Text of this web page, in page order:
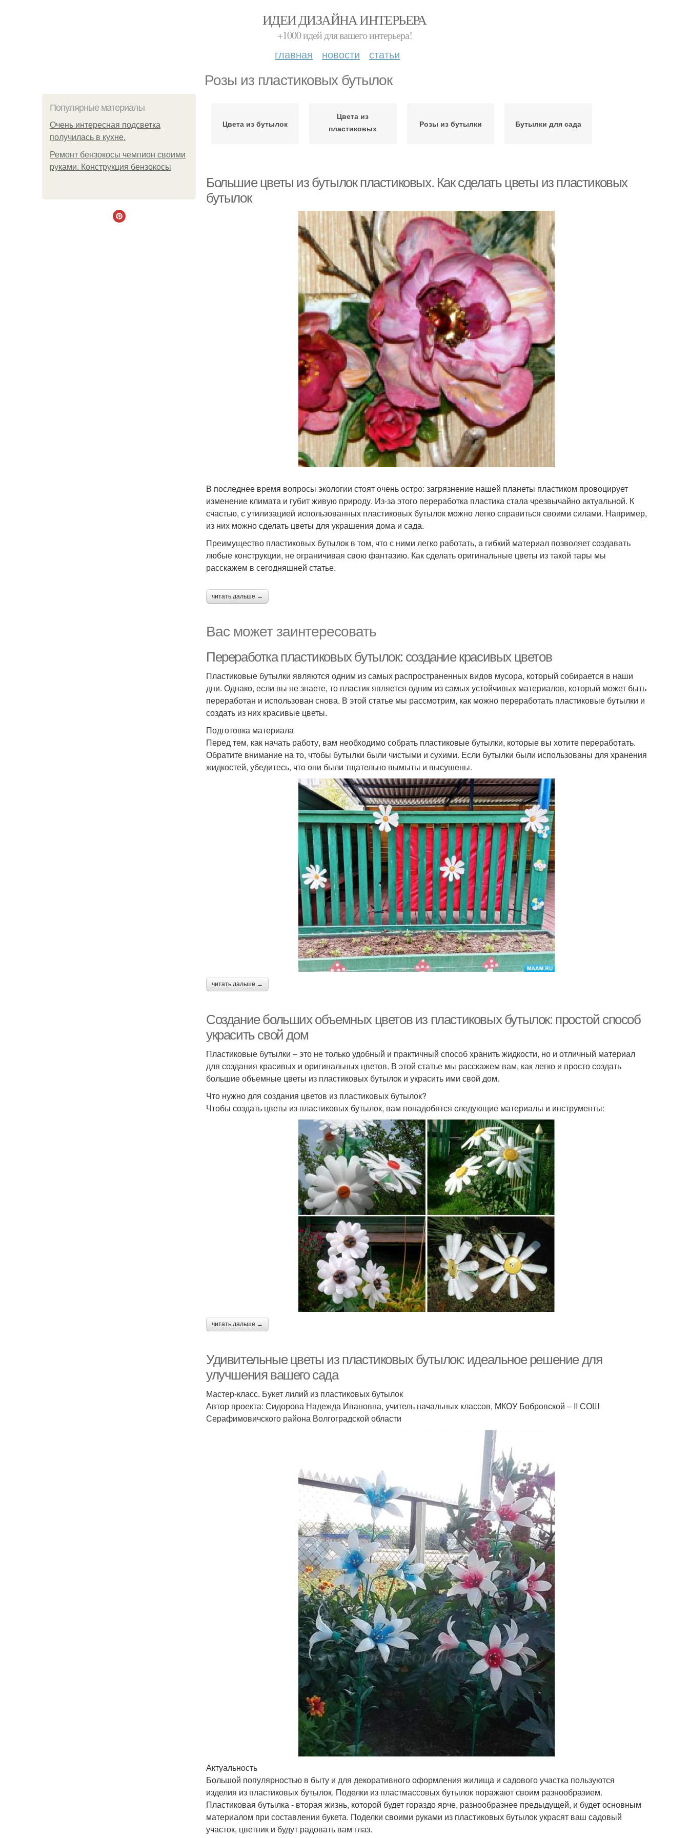
ИДЕИ ДИЗАЙНА ИНТЕРЬЕРА
+1000 идей для вашего интерьера!
главная новости статьи
Розы из пластиковых бутылок
Популярные материалы
Очень интересная подсветка
получилась в кухне.
Ремонт бензокосы чемпион своими
руками. Конструкция бензокосы
Цвета из бутылок
Цвета из
пластиковых
Розы из бутылки Бутылки для сада
Большие цветы из бутылок пластиковых. Как сделать цветы из пластиковых
бутылок
В последнее время вопросы экологии стоят очень остро: загрязнение нашей планеты пластиком провоцирует
изменение климата и губит живую природу. Из-за этого переработка пластика стала чрезвычайно актуальной. К
счастью, с утилизацией использованных пластиковых бутылок можно легко справиться своими силами. Например,
из них можно сделать цветы для украшения дома и сада.
Преимущество пластиковых бутылок в том, что с ними легко работать, а гибкий материал позволяет создавать
любые конструкции, не ограничивая свою фантазию. Как сделать оригинальные цветы из такой тары мы
расскажем в сегодняшней статье.
читать дальше →
Вас может заинтересовать
Переработка пластиковых бутылок: создание красивых цветов
Пластиковые бутылки являются одним из самых распространенных видов мусора, который собирается в наши
дни. Однако, если вы не знаете, то пластик является одним из самых устойчивых материалов, который может быть
переработан и использован снова. В этой статье мы рассмотрим, как можно переработать пластиковые бутылки и
создать из них красивые цветы.
Подготовка материала
Перед тем, как начать работу, вам необходимо собрать пластиковые бутылки, которые вы хотите переработать.
Обратите внимание на то, чтобы бутылки были чистыми и сухими. Если бутылки были использованы для хранения
жидкостей, убедитесь, что они были тщательно вымыты и высушены.
читать дальше →
Создание больших объемных цветов из пластиковых бутылок: простой способ
украсить свой дом
Пластиковые бутылки – это не только удобный и практичный способ хранить жидкости, но и отличный материал
для создания красивых и оригинальных цветов. В этой статье мы расскажем вам, как легко и просто создать
большие объемные цветы из пластиковых бутылок и украсить ими свой дом.
Что нужно для создания цветов из пластиковых бутылок?
Чтобы создать цветы из пластиковых бутылок, вам понадобятся следующие материалы и инструменты:
читать дальше →
Удивительные цветы из пластиковых бутылок: идеальное решение для
улучшения вашего сада
Мастер-класс. Букет лилий из пластиковых бутылок
Автор проекта: Сидорова Надежда Ивановна, учитель начальных классов, МКОУ Бобровской – ΙΙ СОШ
Серафимовичского района Волгоградской области
Актуальность
Большой популярностью в быту и для декоративного оформления жилища и садового участка пользуются
изделия из пластиковых бутылок. Поделки из пластмассовых бутылок поражают своим разнообразием.
Пластиковая бутылка - вторая жизнь, которой будет гораздо ярче, разнообразнее предыдущей, и будет основным
материалом при составлении букета. Поделки своими руками из пластиковых бутылок украсят ваш садовый
участок, цветник и будут радовать вам глаз.